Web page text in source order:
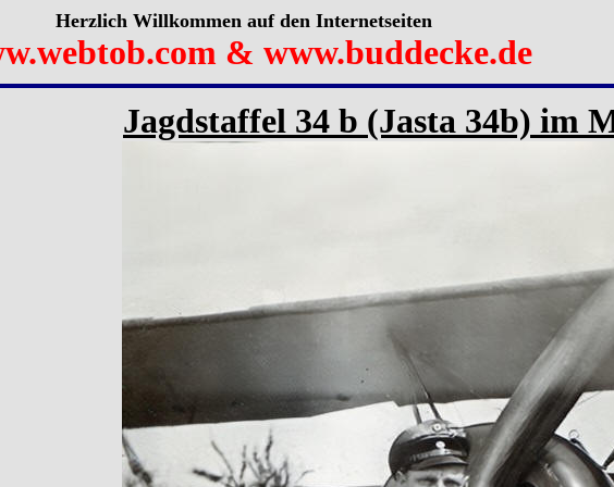
Herzlich Willkommen auf den Internetseiten
& www.buddecke.de
Jagdstaffel 34 b (Jasta 34b) im